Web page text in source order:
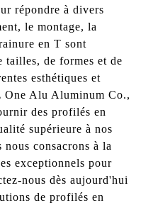
répondre à divers
le montage, la
en T sont
tailles, de formes et de
esthétiques et
One Alu Aluminum Co.,
des profilés en
supérieure à nos
consacrons à la
exceptionnels pour
nous dès aujourd'hui
de profilés en